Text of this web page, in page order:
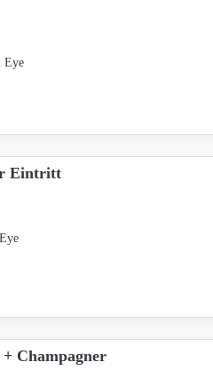
Eye
Eintritt
Champagner